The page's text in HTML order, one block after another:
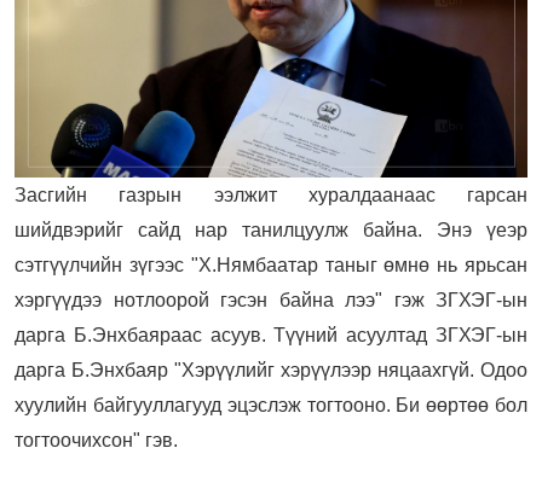
Засгийн газрын ээлжит хуралдаанаас гарсан
шийдвэрийг сайд нар танилцуулж байна. Энэ үеэр
сэтгүүлчийн зүгээс "Х.Нямбаатар таныг өмнө нь ярьсан
хэргүүдээ нотлоорой гэсэн байна лээ" гэж ЗГХЭГ-ын
дарга Б.Энхбаяраас асуув. Түүний асуултад ЗГХЭГ-ын
дарга Б.Энхбаяр "Хэрүүлийг хэрүүлээр няцаахгүй. Одоо
хуулийн байгууллагууд эцэслэж тогтооно. Би өөртөө бол
тогтоочихсон" гэв.